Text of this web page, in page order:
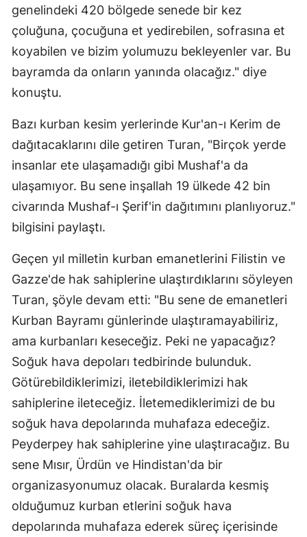
genelindeki 420 bölgede senede bir kez
çoluğuna, çocuğuna et yedirebilen, sofrasına et
koyabilen ve bizim yolumuzu bekleyenler var. Bu
bayramda da onların yanında olacağız." diye
konuştu.
Bazı kurban kesim yerlerinde Kur'an-ı Kerim de
dağıtacaklarını dile getiren Turan, "Birçok yerde
insanlar ete ulaşamadığı gibi Mushaf'a da
ulaşamıyor. Bu sene inşallah 19 ülkede 42 bin
civarında Mushaf-ı Şerif'in dağıtımını planlıyoruz."
bilgisini paylaştı.
Geçen yıl milletin kurban emanetlerini Filistin ve
Gazze'de hak sahiplerine ulaştırdıklarını söyleyen
Turan, şöyle devam etti: "Bu sene de emanetleri
Kurban Bayramı günlerinde ulaştıramayabiliriz,
ama kurbanları keseceğiz. Peki ne yapacağız?
Soğuk hava depoları tedbirinde bulunduk.
Götürebildiklerimizi, iletebildiklerimizi hak
sahiplerine ileteceğiz. İletemediklerimizi de bu
soğuk hava depolarında muhafaza edeceğiz.
Peyderpey hak sahiplerine yine ulaştıracağız. Bu
sene Mısır, Ürdün ve Hindistan'da bir
organizasyonumuz olacak. Buralarda kesmiş
olduğumuz kurban etlerini soğuk hava
depolarında muhafaza ederek süreç içerisinde